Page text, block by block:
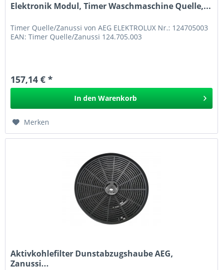
Elektronik Modul, Timer Waschmaschine Quelle,...
Timer Quelle/Zanussi von AEG ELEKTROLUX Nr.: 124705003
EAN: Timer Quelle/Zanussi 124.705.003
157,14 € *
In den Warenkorb
Merken
Aktivkohlefilter Dunstabzugshaube AEG,
Zanussi...